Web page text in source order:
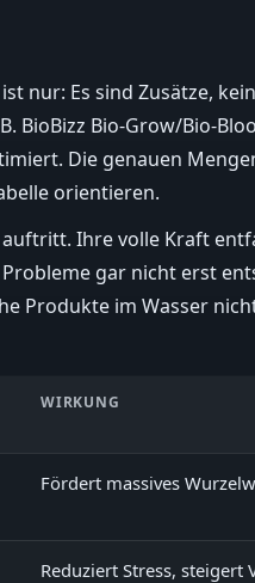
nur: Es sind Zusätze,
BioBizz Bio-Grow/Bio-
Die genauen
orientieren.
Ihre volle Kraft
gar nicht erst
Produkte im Wasser
WIRKUNG
Fördert massives
Reduziert Stress, steigert